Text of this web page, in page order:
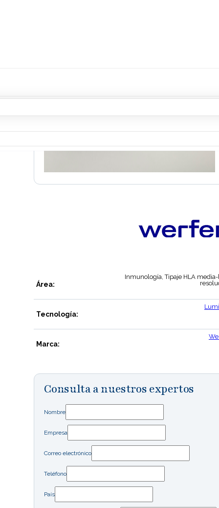
Área:
Inmunología, Tipaje HLA
Tecnología:
Marca:
Consulta a nuestros expertos
Nombre
Empresa
Correo electrónico
Teléfono
País